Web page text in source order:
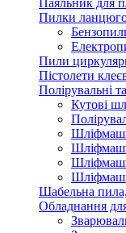
Паяльник для
Пилки
Пили
Пістолети
Полірувальні
Кутові
Шабельна
Обладнання